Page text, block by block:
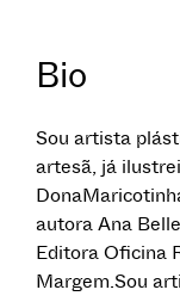
Bio
Sou artista
artesã, já
autora Ana
Editora Oficina
Margem.Sou